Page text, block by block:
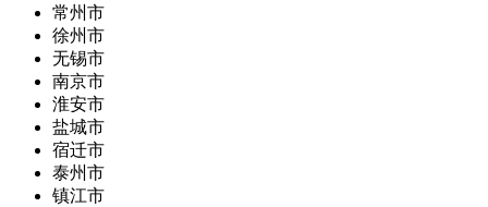
常州市
徐州市
无锡市
南京市
淮安市
盐城市
宿迁市
泰州市
镇江市